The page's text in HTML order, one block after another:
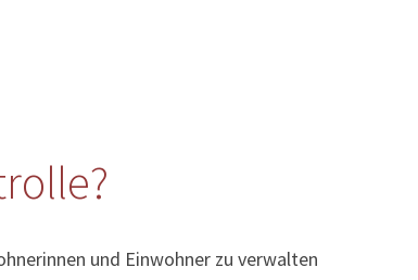
und Einwohner zu verwalten